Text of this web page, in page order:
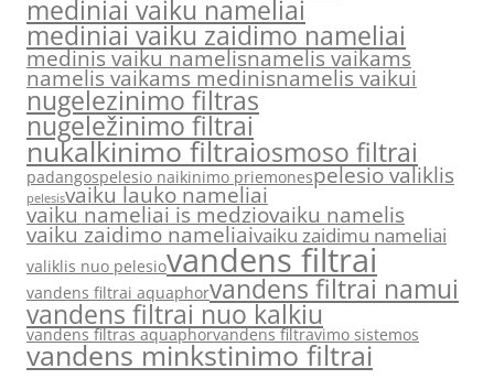
mediniai vaiku nameliai
mediniai vaiku zaidimo nameliai
medinis vaiku namelisnamelis vaikams
namelis vaikams medinisnamelis vaikui
nugelezinimo filtras
nugeležinimo filtrai
nukalkinimo filtraiosmoso filtrai
padangospelesio naikinimo priemonespelesio valiklis
pelesisvaiku lauko nameliai
vaiku nameliai is medziovaiku namelis
vaiku zaidimo nameliaivaiku zaidimu nameliai
valiklis nuo pelesiovandens filtrai
vandens filtrai aquaphorvandens filtrai namui
vandens filtrai nuo kalkiu
vandens filtras aquaphorvandens filtravimo sistemos
vandens minkstinimo filtrai